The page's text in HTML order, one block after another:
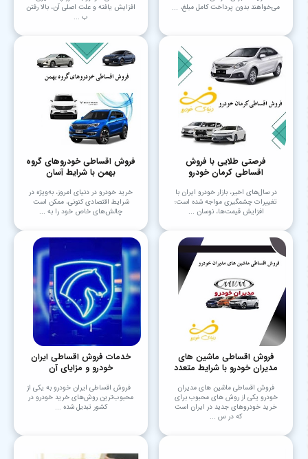
می‌خواهند بدون پرداخت کامل مبلغ، ...
افزایش یافته و علت اصلی آن، بالا رفتن
ب ...
فرصتی طلایی با فروش
اقساطی کرمان خودرو
در سال‌های اخیر، بازار خودرو ایران با
تغییرات چشمگیری مواجه شده است؛
افزایش قیمت‌ها، نوسان ...
فروش اقساطی خودروهای گروه
بهمن با شرایط آسان
خرید خودرو در دنیای امروز، به‌ویژه در
شرایط اقتصادی کنونی، ممکن است
چالش‌های خاص خود را به ...
فروش اقساطی ماشین های
مدیران خودرو با شرایط متعدد
فروش اقساطی ماشین های مدیران
خودرو یکی از روش های محبوب برای
خرید خودروهای جدید در ایران است
که در س ...
خدمات فروش اقساطی ایران
خودرو و مزایای آن
فروش اقساطی ایران خودرو به یکی از
محبوب‌ترین روش‌های خرید خودرو در
کشور تبدیل شده ...